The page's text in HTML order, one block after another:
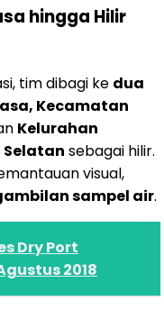
hingga Hilir
tim dibagi ke dua
Kecamatan
Kelurahan
sebagai hilir.
visual,
sampel air.
Dry Port
2018